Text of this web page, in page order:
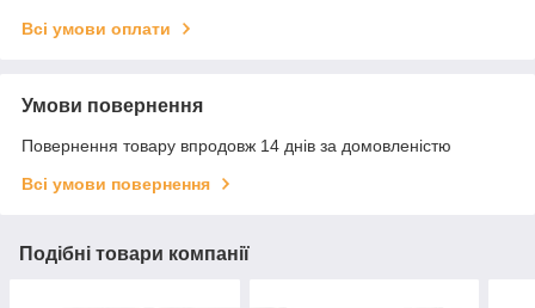
Всі умови оплати
Умови повернення
Повернення товару впродовж 14 днів за домовленістю
Всі умови повернення
Подібні товари компанії